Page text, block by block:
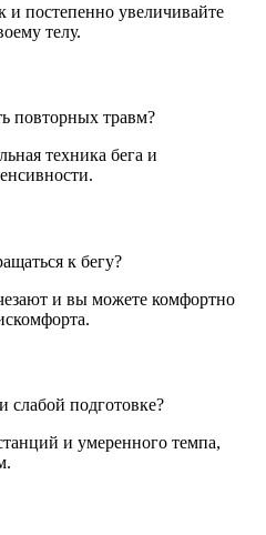
и постепенно увеличивайте
телу.
повторных травм?
техника бега и
к бегу?
и вы можете комфортно
слабой подготовке?
и умеренного темпа,